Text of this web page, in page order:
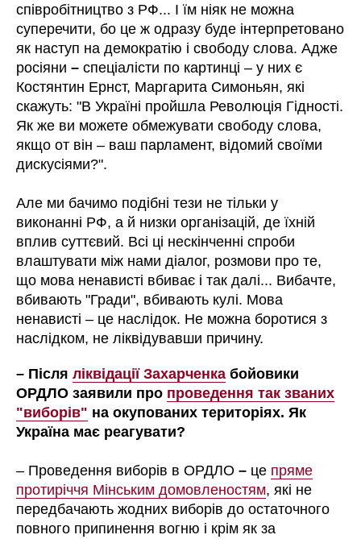
співробітництво з РФ... І їм ніяк не можна
суперечити, бо це ж одразу буде інтерпретовано
як наступ на демократію і свободу слова. Адже
росіяни–спеціалісти по картинці – у них є
Костянтин Ернст, Маргарита Симоньян, які
скажуть: "В Україні пройшла Революція Гідності.
Як же ви можете обмежувати свободу слова,
якщо от він – ваш парламент, відомий своїми
дискусіями?".
Але ми бачимо подібні тези не тільки у
виконанні РФ, а й низки організацій, де їхній
вплив суттєвий. Всі ці нескінченні спроби
влаштувати між нами діалог, розмови про те,
що мова ненависті вбиває і так далі... Вибачте,
вбивають "Гради", вбивають кулі. Мова
ненависті – це наслідок. Не можна боротися з
наслідком, не ліквідувавши причину.
– Післяліквідації Захарченка бойовики
ОРДЛО заявили про проведення так званих
"виборів" на окупованих територіях. Як
Україна має реагувати?
– Проведення виборів в ОРДЛО– це пряме
протиріччя Мінським домовленостям, які не
передбачають жодних виборів до остаточного
повного припинення вогню і крім як за